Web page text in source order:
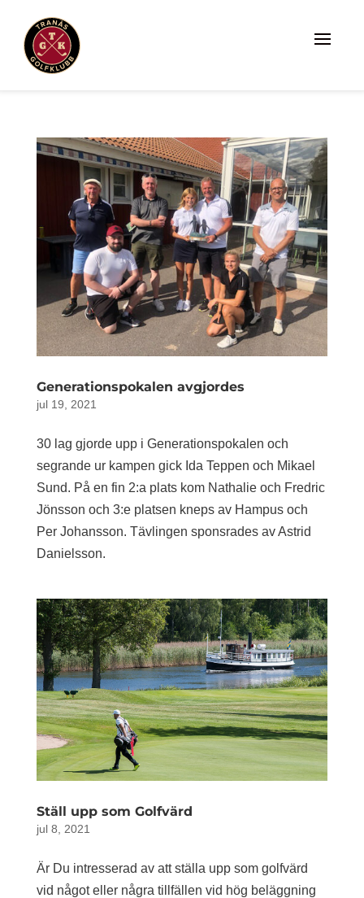
Generationspokalen avgjordes
jul 19, 2021
30 lag gjorde upp i Generationspokalen och
segrande ur kampen gick Ida Teppen och Mikael
Sund. På en fin 2:a plats kom Nathalie och Fredric
Jönsson och 3:e platsen kneps av Hampus och
Per Johansson. Tävlingen sponsrades av Astrid
Danielsson.
Ställ upp som Golfvärd
jul 8, 2021
Är Du intresserad av att ställa upp som golfvärd
vid något eller några tillfällen vid hög beläggning